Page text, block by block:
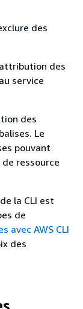
des
des
service
des
Le
pouvant
ressource
la CLI est
de
avec AWS CLI
des